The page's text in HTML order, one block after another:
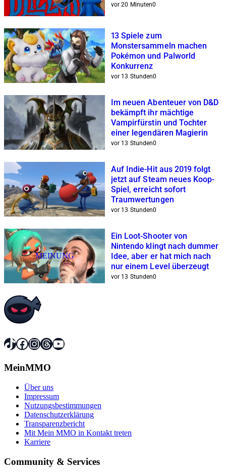
vor 20 Minuten0
13 Spiele zum
Monstersammeln machen
Pokémon und Palworld
Konkurrenz
vor 13 Stunden0
Im neuen Abenteuer von D&D
bekämpft ihr mächtige
Vampirfürstin und Tochter
einer legendären Magierin
vor 13 Stunden0
Auf Indie-Hit aus 2019 folgt
jetzt auf Steam neues Koop-
Spiel, erreicht sofort
Traumwertungen
vor 13 Stunden0
MEINUNG
Ein Loot-Shooter von
Nintendo klingt nach dummer
Idee, aber er hat mich nach
nur einem Level überzeugt
vor 13 Stunden0
TikTok
Facebook
Instagram
Threads
YouTube
MeinMMO
Über uns
Impressum
Nutzungsbestimmungen
Datenschutzerklärung
Transparenzbericht
Mit Mein MMO in Kontakt treten
Karriere
Community & Services